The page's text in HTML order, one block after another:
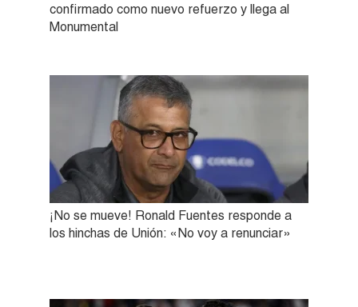
confirmado como nuevo refuerzo y llega al
Monumental
¡No se mueve! Ronald Fuentes responde a
los hinchas de Unión: «No voy a renunciar»